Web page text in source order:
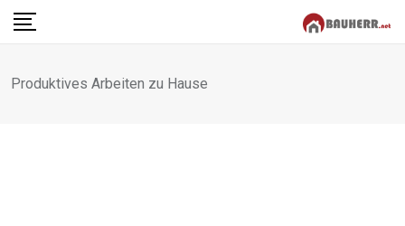
Skip
Produktives Arbeiten zu Hause